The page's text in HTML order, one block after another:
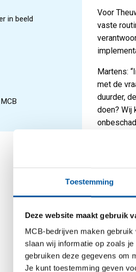
Toestemming
Deze website maakt gebruik
MCB-bedrijven maken
slaan wij informatie op zoals
gebruiken deze gegevens om
Je kunt toestemming geven
in beeld
Voor
vaste
Martens:
met de
duurder,
doen? Wij
gestart
Om de
en met
pallets